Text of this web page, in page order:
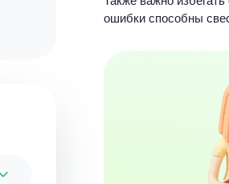
ошибки способны